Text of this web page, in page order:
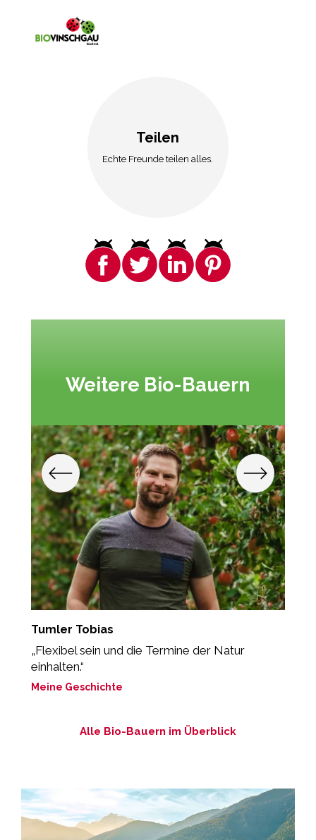
Teilen
Echte Freunde teilen alles.
Weitere Bio-Bauern
Tumler Tobias
„Flexibel sein und die Termine der Natur
einhalten.“
Meine Geschichte
Alle Bio-Bauern im Überblick